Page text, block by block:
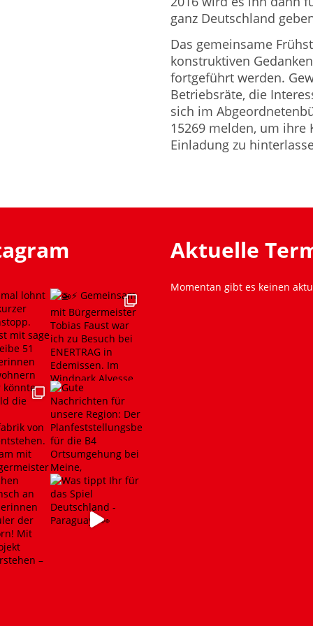
ganz Deutschland
Das gemeinsame
konstruktiven
fortgeführt werden.
Betriebsräte, die
sich im
15269 melden, um ihre
Einladung zu
Aktuelle
Momentan gibt es keinen